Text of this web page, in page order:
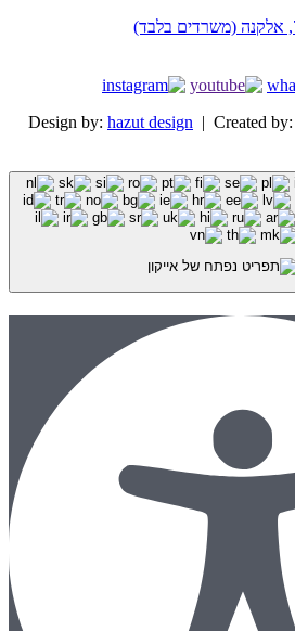
Design by: hazut design | Created by: